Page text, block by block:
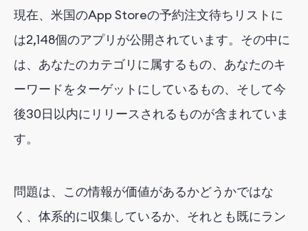
現在、米国のApp Storeの予約注文待ちリストに
は2,148個のアプリが公開されています。その中に
は、あなたのカテゴリに属するもの、あなたのキ
ーワードをターゲットにしているもの、そして今
後30日以内にリリースされるものが含まれていま
す。
問題は、この情報が価値があるかどうかではな
く、体系的に収集しているか、それとも既にラン